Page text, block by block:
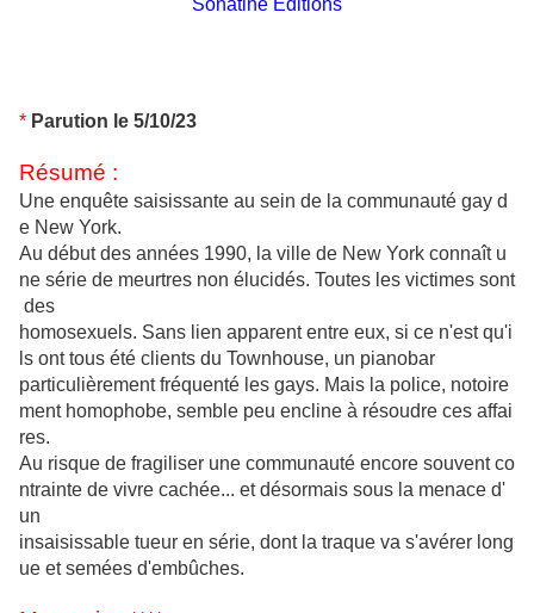
Sonatine Editions
* Parution le 5/10/23
Résumé :
Une enquête saisissante au sein de la communauté gay d
e New York.
Au début des années 1990, la ville de New York connaît u
ne série de meurtres non élucidés. Toutes les victimes sont
des
homosexuels. Sans lien apparent entre eux, si ce n'est qu'i
ls ont tous été clients du Townhouse, un pianobar
particulièrement fréquenté les gays. Mais la police, notoire
ment homophobe, semble peu encline à résoudre ces affai
res.
Au risque de fragiliser une communauté encore souvent co
ntrainte de vivre cachée... et désormais sous la menace d'
un
insaisissable tueur en série, dont la traque va s'avérer long
ue et semées d'embûches.